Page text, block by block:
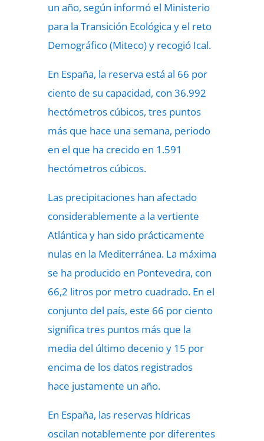
un año, según informó el Ministerio
para la Transición Ecológica y el reto
Demográfico (Miteco) y recogió Ical.
En España, la reserva está al 66 por
ciento de su capacidad, con 36.992
hectómetros cúbicos, tres puntos
más que hace una semana, periodo
en el que ha crecido en 1.591
hectómetros cúbicos.
Las precipitaciones han afectado
considerablemente a la vertiente
Atlántica y han sido prácticamente
nulas en la Mediterránea. La máxima
se ha producido en Pontevedra, con
66,2 litros por metro cuadrado. En el
conjunto del país, este 66 por ciento
significa tres puntos más que la
media del último decenio y 15 por
encima de los datos registrados
hace justamente un año.
En España, las reservas hídricas
oscilan notablemente por diferentes